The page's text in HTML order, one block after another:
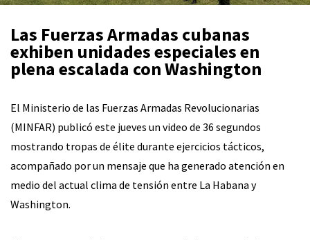
Las Fuerzas Armadas cubanas
exhiben unidades especiales en
plena escalada con Washington
El Ministerio de las Fuerzas Armadas Revolucionarias
(MINFAR) publicó este jueves un video de 36 segundos
mostrando tropas de élite durante ejercicios tácticos,
acompañado por un mensaje que ha generado atención en
medio del actual clima de tensión entre La Habana y
Washington.